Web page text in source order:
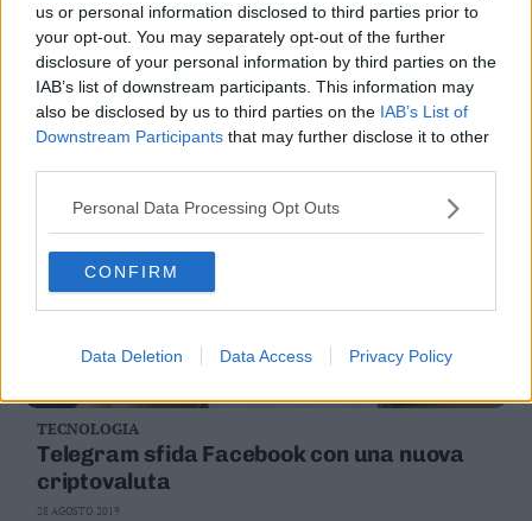
us or personal information disclosed to third parties prior to
your opt-out. You may separately opt-out of the further
disclosure of your personal information by third parties on the
IAB’s list of downstream participants. This information may
also be disclosed by us to third parties on the IAB’s List of
Downstream Participants that may further disclose it to other
Personal Data Processing Opt Outs
CONFIRM
Data Deletion Data Access Privacy Policy
TECNOLOGIA
Anche Telegram introduce le
videochiamate in app: «con il Covid,
servono»
18 AGOSTO 2020
TECNOLOGIA
Telegram sfida Facebook con una nuova
criptovaluta
28 AGOSTO 2019